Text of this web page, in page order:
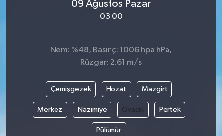
09 Ağustos Pazar
03:00
Nem: %48, Basınç: 1006 hpa hPa,
Rüzgar: 2.61 m/s
Çemişgezek Hozat Mazgirt
Merkez Nazımiye Ovacık Pertek
Pülümür
Akhisar Emlak
Etiketler
Yaşam
Kadın
Teknoloji